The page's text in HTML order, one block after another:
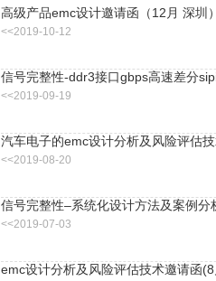
高级产品emc设计邀请函（12月 深圳
<<2019-10-12
信号完整性-ddr3接口gbps高速差分
<<2019-09-19
汽车电子的emc设计分析及风险评估
<<2019-08-20
信号完整性–系统化设计方法及案例分
<<2019-07-03
emc设计分析及风险评估技术邀请函